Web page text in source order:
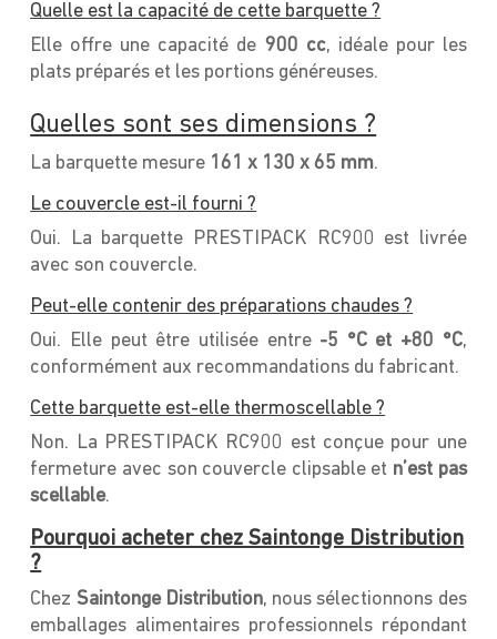
Quelle est la capacité de cette barquette ?
Elle offre une capacité de 900 cc, idéale pour les
plats préparés et les portions généreuses.
Quelles sont ses dimensions ?
La barquette mesure 161 x 130 x 65 mm.
Le couvercle est-il fourni ?
Oui. La barquette PRESTIPACK RC900 est livrée
avec son couvercle.
Peut-elle contenir des préparations chaudes ?
Oui. Elle peut être utilisée entre -5 °C et +80 °C,
conformément aux recommandations du fabricant.
Cette barquette est-elle thermoscellable ?
Non. La PRESTIPACK RC900 est conçue pour une
fermeture avec son couvercle clipsable et n’est pas
scellable.
Pourquoi acheter chez Saintonge Distribution
?
Chez Saintonge Distribution, nous sélectionnons des
emballages alimentaires professionnels répondant